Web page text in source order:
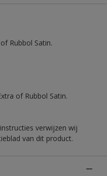
Rubbol Satin.
of Rubbol Satin.
verwijzen wij
van dit product.